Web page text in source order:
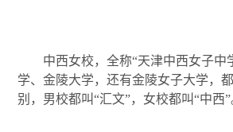
中西女校，全称“天津中西女子
学、金陵大学，还有金陵女子大学，
别，男校都叫“汇文”，女校都叫“中西